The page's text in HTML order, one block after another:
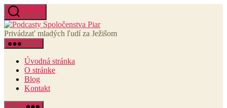
Preskočiť
na
obsah
Search
Podcasty
Spoločenstva
Privádzať mladých ľudí za Ježišom
Menu
Úvodná stránka
O stránke
Blog
Kontakt
Menu